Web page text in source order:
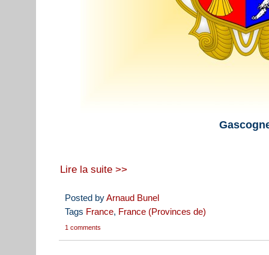
Lire la suite >>
Posted byArnaud Bunel
Tags France, France (Provinces de)
1 comments